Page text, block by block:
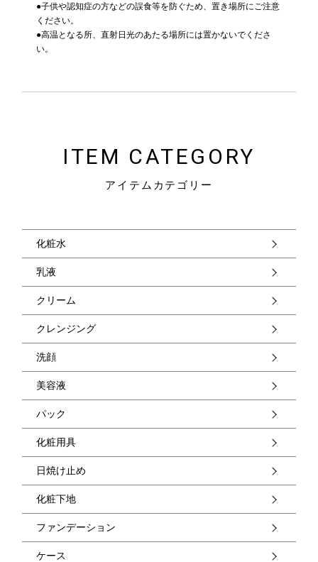
●子供や認知症の方などの誤食等を防ぐため、置き場所にご注意
ください。
●高温となる所、直射日光のあたる場所には置かないでくださ
い。
ITEM CATEGORY
アイテムカテゴリー
化粧水
乳液
クリーム
クレンジング
洗顔
美容液
パック
化粧用具
日焼け止め
化粧下地
ファンデーション
ケース